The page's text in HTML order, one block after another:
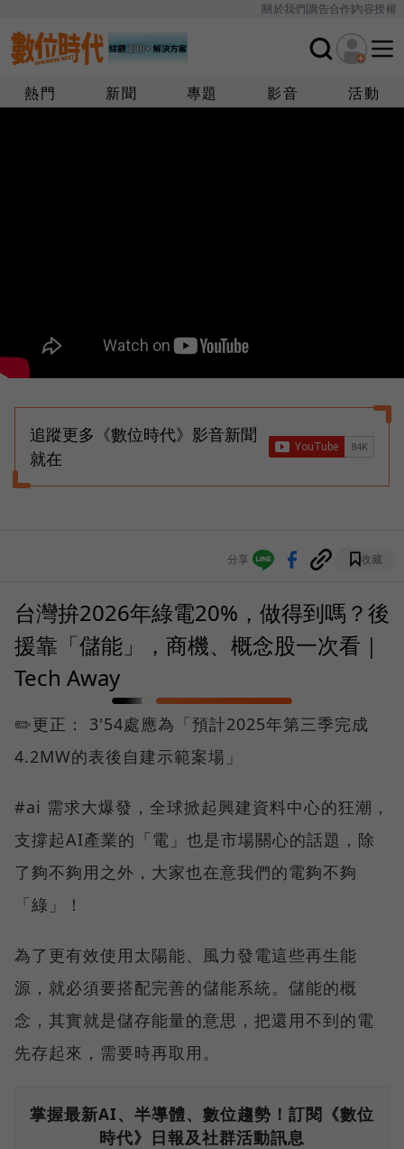
關於我們廣告合作內容授權
熱門 新聞 專題 影音 活動
追蹤更多《數位時代》影音新聞
就在
分享 收藏
台灣拚2026年綠電20%，做得到嗎？後
援靠「儲能」，商機、概念股一次看｜
Tech Away
✏️更正： 3'54處應為「預計2025年第三季完成
4.2MW的表後自建示範案場」
#ai 需求大爆發，全球掀起興建資料中心的狂潮，
支撐起AI產業的「電」也是市場關心的話題，除
了夠不夠用之外，大家也在意我們的電夠不夠
「綠」！
為了更有效使用太陽能、風力發電這些再生能
源，就必須要搭配完善的儲能系統。儲能的概
念，其實就是儲存能量的意思，把還用不到的電
先存起來，需要時再取用。
掌握最新AI、半導體、數位趨勢！訂閱《數位
時代》日報及社群活動訊息